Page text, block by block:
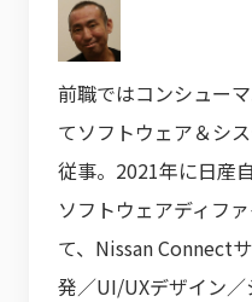
前職ではコンシュー
てソフトウェア＆シ
従事。2021年に日産
ソフトウェアディフ
て、Nissan Connect
発／UI/UXデザイン